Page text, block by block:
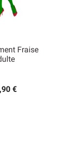
Fraise
€